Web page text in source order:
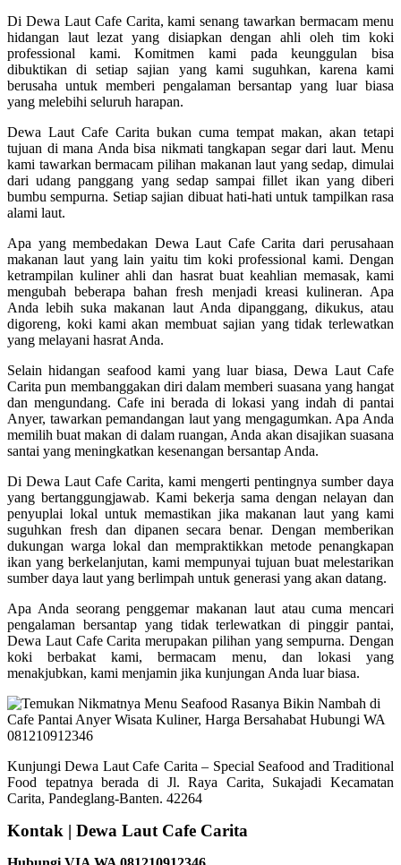
Di Dewa Laut Cafe Carita, kami senang tawarkan bermacam menu
hidangan laut lezat yang disiapkan dengan ahli oleh tim koki
professional kami. Komitmen kami pada keunggulan bisa
dibuktikan di setiap sajian yang kami suguhkan, karena kami
berusaha untuk memberi pengalaman bersantap yang luar biasa
yang melebihi seluruh harapan.
Dewa Laut Cafe Carita bukan cuma tempat makan, akan tetapi
tujuan di mana Anda bisa nikmati tangkapan segar dari laut. Menu
kami tawarkan bermacam pilihan makanan laut yang sedap, dimulai
dari udang panggang yang sedap sampai fillet ikan yang diberi
bumbu sempurna. Setiap sajian dibuat hati-hati untuk tampilkan rasa
alami laut.
Apa yang membedakan Dewa Laut Cafe Carita dari perusahaan
makanan laut yang lain yaitu tim koki professional kami. Dengan
ketrampilan kuliner ahli dan hasrat buat keahlian memasak, kami
mengubah beberapa bahan fresh menjadi kreasi kulineran. Apa
Anda lebih suka makanan laut Anda dipanggang, dikukus, atau
digoreng, koki kami akan membuat sajian yang tidak terlewatkan
yang melayani hasrat Anda.
Selain hidangan seafood kami yang luar biasa, Dewa Laut Cafe
Carita pun membanggakan diri dalam memberi suasana yang hangat
dan mengundang. Cafe ini berada di lokasi yang indah di pantai
Anyer, tawarkan pemandangan laut yang mengagumkan. Apa Anda
memilih buat makan di dalam ruangan, Anda akan disajikan suasana
santai yang meningkatkan kesenangan bersantap Anda.
Di Dewa Laut Cafe Carita, kami mengerti pentingnya sumber daya
yang bertanggungjawab. Kami bekerja sama dengan nelayan dan
penyuplai lokal untuk memastikan jika makanan laut yang kami
suguhkan fresh dan dipanen secara benar. Dengan memberikan
dukungan warga lokal dan mempraktikkan metode penangkapan
ikan yang berkelanjutan, kami mempunyai tujuan buat melestarikan
sumber daya laut yang berlimpah untuk generasi yang akan datang.
Apa Anda seorang penggemar makanan laut atau cuma mencari
pengalaman bersantap yang tidak terlewatkan di pinggir pantai,
Dewa Laut Cafe Carita merupakan pilihan yang sempurna. Dengan
koki berbakat kami, bermacam menu, dan lokasi yang
menakjubkan, kami menjamin jika kunjungan Anda luar biasa.
Kunjungi Dewa Laut Cafe Carita – Special Seafood and Traditional
Food tepatnya berada di Jl. Raya Carita, Sukajadi Kecamatan
Carita, Pandeglang-Banten. 42264
Kontak | Dewa Laut Cafe Carita